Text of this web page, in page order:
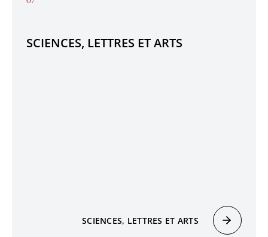
SCIENCES, LETTRES ET ARTS
SCIENCES, LETTRES ET ARTS